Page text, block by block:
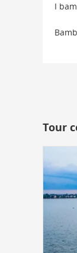
I
Tour